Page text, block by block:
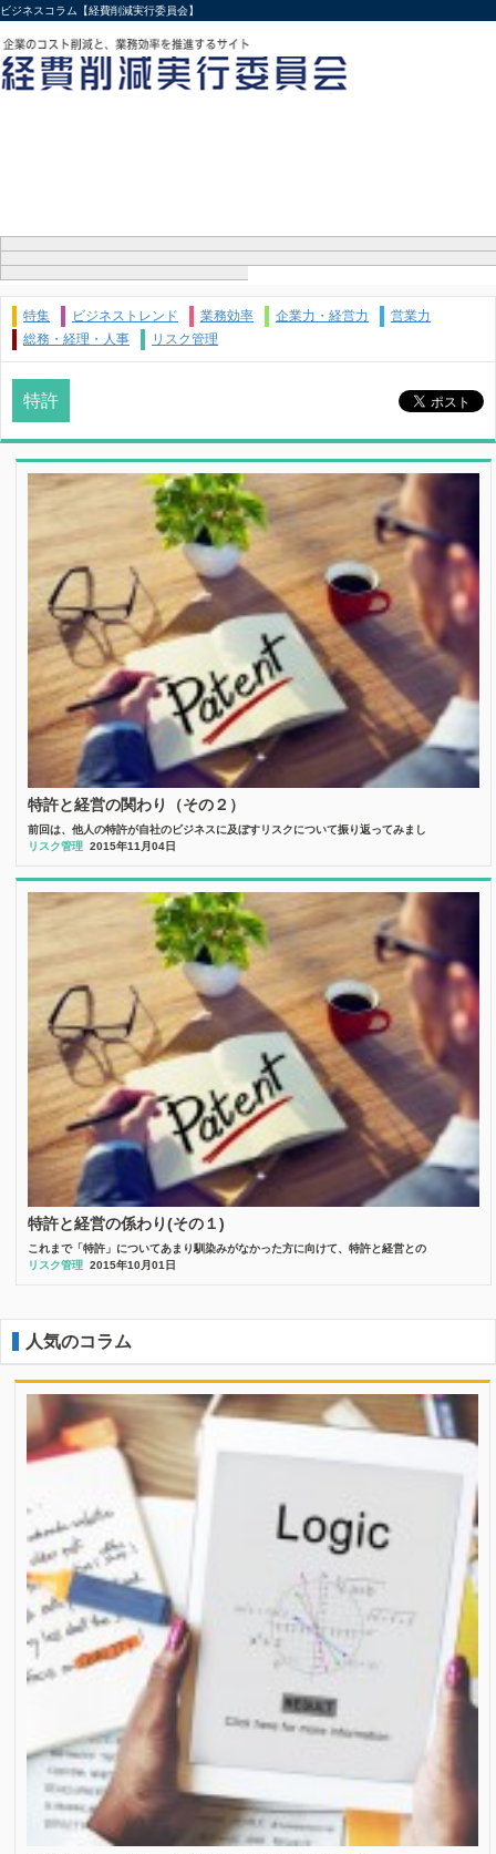
ビジネスコラム【経費削減実行委員会】
特集 ビジネストレンド 業務効率 企業力・経営力
営業力
総務・経理・人事
リスク管理
特許
特許と経営の関わり（その２）
前回は、他人の特許が自社のビジネスに及ぼすリスクについて振り返ってみまし
リスク管理 2015年11月04日
特許と経営の係わり(その１)
これまで「特許」についてあまり馴染みがなかった方に向けて、特許と経営との
リスク管理 2015年10月01日
人気のコラム